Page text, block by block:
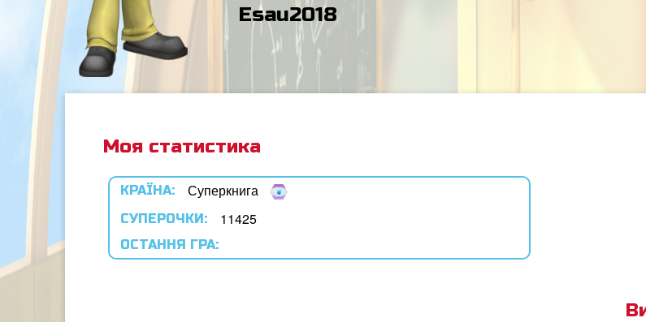
Esau2018
Моя статистика
КРАЇНА: Суперкнига
СУПЕРОЧКИ: 11425
ОСТАННЯ ГРА: